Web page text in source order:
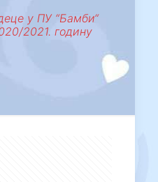
у ПУ “Бамби“
2021. годину